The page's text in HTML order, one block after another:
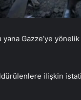
Gazze’ye yönelik
ilişkin